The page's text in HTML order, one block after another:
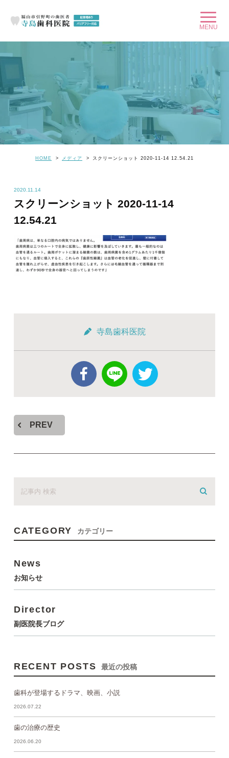
HOME メディア スクリーンショット 2020-11-14 12.54.21
2020.11.14
スクリーンショット 2020-11-14
12.54.21
寺島歯科医院
PREV
CATEGORY カテゴリー
News
お知らせ
Director
副医院長ブログ
RECENT POSTS 最近の投稿
歯科が登場するドラマ、映画、小説
2026.07.22
歯の治療の歴史
2026.06.20